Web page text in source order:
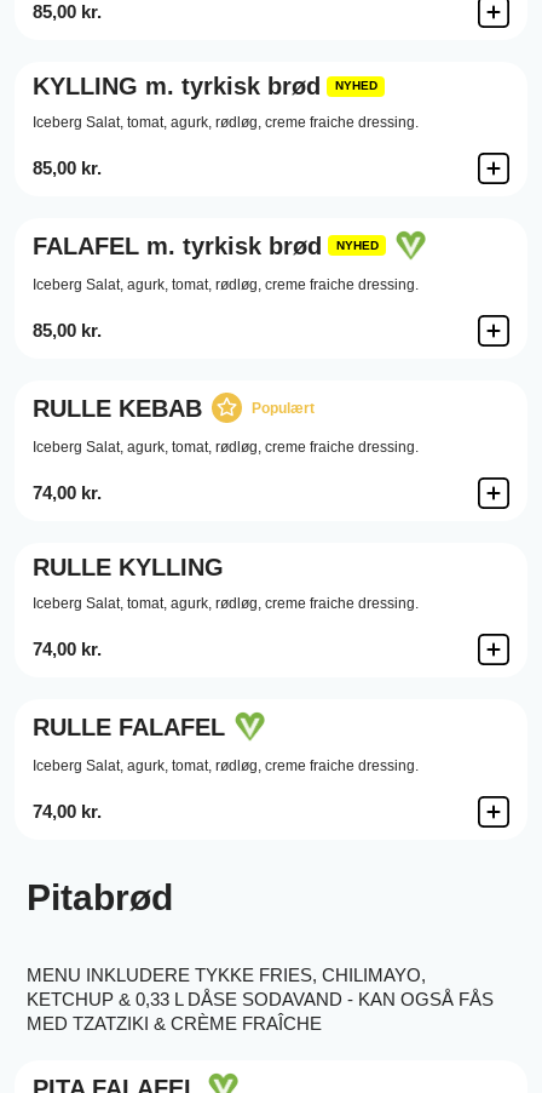
85,00 kr.
KYLLING m. tyrkisk brød NYHED
Iceberg Salat, tomat, agurk, rødløg, creme fraiche dressing.
85,00 kr.
FALAFEL m. tyrkisk brød NYHED
Iceberg Salat, agurk, tomat, rødløg, creme fraiche dressing.
85,00 kr.
RULLE KEBAB Populært
Iceberg Salat, agurk, tomat, rødløg, creme fraiche dressing.
74,00 kr.
RULLE KYLLING
Iceberg Salat, tomat, agurk, rødløg, creme fraiche dressing.
74,00 kr.
RULLE FALAFEL
Iceberg Salat, agurk, tomat, rødløg, creme fraiche dressing.
74,00 kr.
Pitabrød
MENU INKLUDERE TYKKE FRIES, CHILIMAYO,
KETCHUP & 0,33 L DÅSE SODAVAND - KAN OGSÅ FÅS
MED TZATZIKI & CRÈME FRAÎCHE
PITA FALAFEL